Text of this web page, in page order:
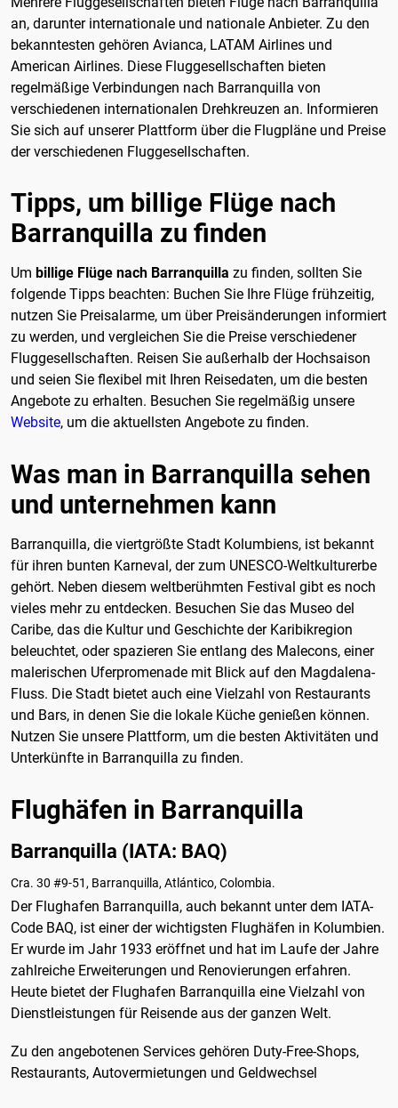
an, darunter internationale und nationale Anbieter. Zu den
bekanntesten gehören Avianca, LATAM Airlines und
American Airlines. Diese Fluggesellschaften bieten
regelmäßige Verbindungen nach Barranquilla von
verschiedenen internationalen Drehkreuzen an. Informieren
Sie sich auf unserer Plattform über die Flugpläne und Preise
der verschiedenen Fluggesellschaften.
Tipps, um billige Flüge nach
Barranquilla zu finden
Um billige Flüge nach Barranquilla zu finden, sollten Sie
folgende Tipps beachten: Buchen Sie Ihre Flüge frühzeitig,
nutzen Sie Preisalarme, um über Preisänderungen informiert
zu werden, und vergleichen Sie die Preise verschiedener
Fluggesellschaften. Reisen Sie außerhalb der Hochsaison
und seien Sie flexibel mit Ihren Reisedaten, um die besten
Angebote zu erhalten. Besuchen Sie regelmäßig unsere
Website, um die aktuellsten Angebote zu finden.
Was man in Barranquilla sehen
und unternehmen kann
Barranquilla, die viertgrößte Stadt Kolumbiens, ist bekannt
für ihren bunten Karneval, der zum UNESCO-Weltkulturerbe
gehört. Neben diesem weltberühmten Festival gibt es noch
vieles mehr zu entdecken. Besuchen Sie das Museo del
Caribe, das die Kultur und Geschichte der Karibikregion
beleuchtet, oder spazieren Sie entlang des Malecons, einer
malerischen Uferpromenade mit Blick auf den Magdalena-
Fluss. Die Stadt bietet auch eine Vielzahl von Restaurants
und Bars, in denen Sie die lokale Küche genießen können.
Nutzen Sie unsere Plattform, um die besten Aktivitäten und
Unterkünfte in Barranquilla zu finden.
Flughäfen in Barranquilla
Barranquilla (IATA: BAQ)
Cra. 30 #9-51, Barranquilla, Atlántico, Colombia.
Der Flughafen Barranquilla, auch bekannt unter dem IATA-
Code BAQ, ist einer der wichtigsten Flughäfen in Kolumbien.
Er wurde im Jahr 1933 eröffnet und hat im Laufe der Jahre
zahlreiche Erweiterungen und Renovierungen erfahren.
Heute bietet der Flughafen Barranquilla eine Vielzahl von
Dienstleistungen für Reisende aus der ganzen Welt.
Zu den angebotenen Services gehören Duty-Free-Shops,
Restaurants, Autovermietungen und Geldwechsel